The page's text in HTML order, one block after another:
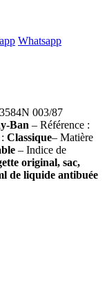
Whatsapp
003/87
Ban – Référence :
Classique– Matière
– Indice de
original, sac,
de liquide antibuée